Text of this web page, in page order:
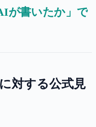
が書いたか」で
対する公式見